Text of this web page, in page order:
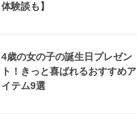
体験談も】
4歳の女の子の誕生日プレゼン
ト！きっと喜ばれるおすすめア
イテム9選